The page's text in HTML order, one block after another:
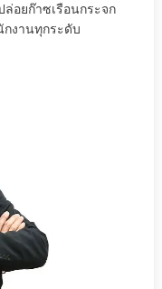
อยก๊าซเรือนกระจก
งานทุกระดับ